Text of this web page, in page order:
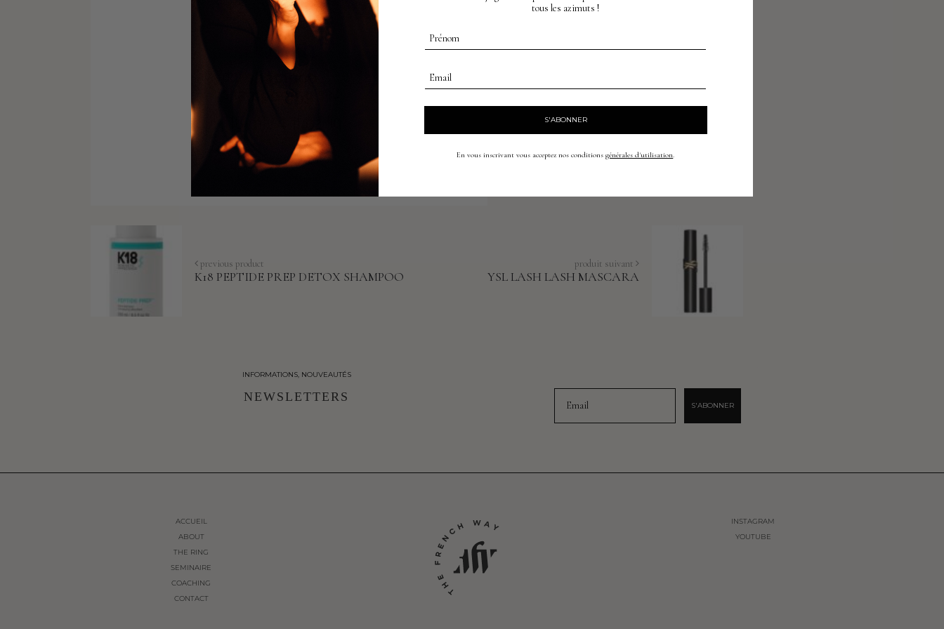
previous product
K18 PEPTIDE PREP DETOX SHAMPOO
produit suivant
YSL LASH LASH MASCARA
INFORMATIONS, NOUVEAUTÉS
NEWSLETTERS
S'ABONNER
ACCUEIL
ABOUT
THE RING
SEMINAIRE
COACHING
CONTACT
INSTAGRAM
YOUTUBE
tous les azimuts !
Prénom
Email
S'ABONNER
En vous inscrivant vous acceptez nos conditionsgénérales d'utilisation.